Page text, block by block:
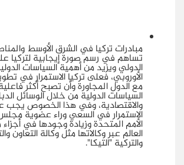
مبادرات تركيا في الشرق الأوسط
تساهم في رسم صورة إيجابية لتركيا
الدولي ويزيد من أهمية السياسات
الأوروبي، فعلى تركيا الاستمرار في
مع الدول المجاورة وأن تصبح أكثر
السياسات الدولية من خلال الوسائل
والاقتصادية، وفي هذا الخصوص يجب
الاستمرار في السعي وراء عضوية
الأمم المتحدة وزيادة وجودها في
العالم عبر وكالاتها مثل وكالة التعاون
والتركية "التيكا".